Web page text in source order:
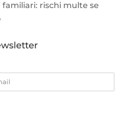
rischi multe se